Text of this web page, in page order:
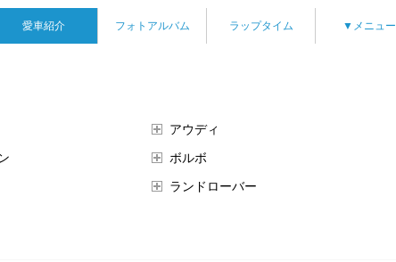
愛車紹介 フォトアルバム ラップタイム ▼メニュー
アウディ
ボルボ
ランドローバー